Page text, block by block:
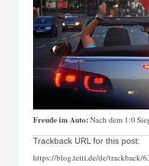
Freude im Auto: Nach dem 1:0
Trackback URL for this post:
https://blog.tetti.de/de/trackback/